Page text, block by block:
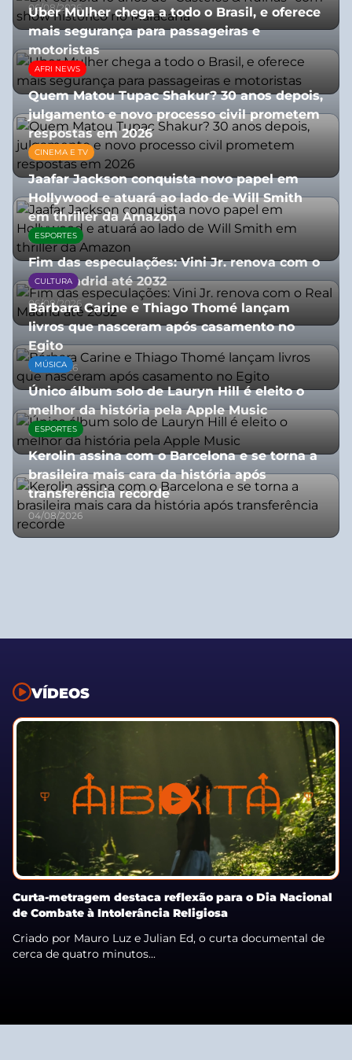
06/08/2026
Uber Mulher chega a todo o Brasil, e oferece
mais segurança para passageiras e
motoristas
10/07/2026
AFRI NEWS
Quem Matou Tupac Shakur? 30 anos depois,
julgamento e novo processo civil prometem
respostas em 2026
05/08/2026
CINEMA E TV
Jaafar Jackson conquista novo papel em
Hollywood e atuará ao lado de Will Smith
em thriller da Amazon
06/08/2026
ESPORTES
Fim das especulações: Vini Jr. renova com o
Real Madrid até 2032
06/08/2026
CULTURA
Bárbara Carine e Thiago Thomé lançam
livros que nasceram após casamento no
Egito
10/07/2026
MÚSICA
Único álbum solo de Lauryn Hill é eleito o
melhor da história pela Apple Music
06/08/2026
ESPORTES
Kerolin assina com o Barcelona e se torna a
brasileira mais cara da história após
transferência recorde
04/08/2026
VÍDEOS
Curta-metragem destaca reflexão para o Dia Nacional
de Combate à Intolerância Religiosa
Criado por Mauro Luz e Julian Ed, o curta documental de
cerca de quatro minutos...